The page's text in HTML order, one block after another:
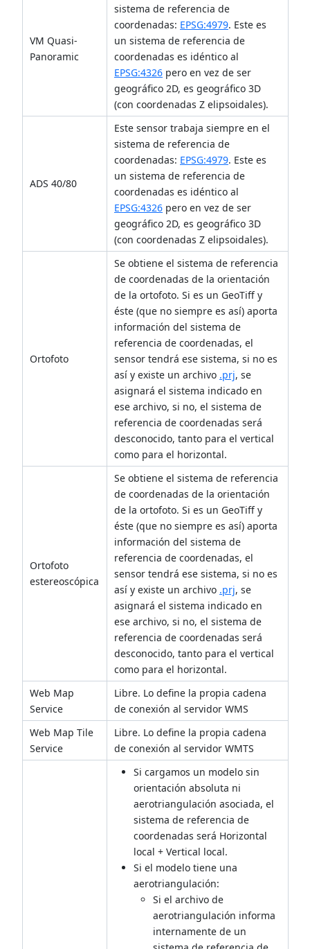
VM Quasi-
Panoramic
sistema de referencia de
coordenadas: EPSG:4979. Este es
un sistema de referencia de
coordenadas es idéntico al
EPSG:4326 pero en vez de ser
geográfico 2D, es geográfico 3D
(con coordenadas Z elipsoidales).
ADS 40/80
Este sensor trabaja siempre en el
sistema de referencia de
coordenadas: EPSG:4979. Este es
un sistema de referencia de
coordenadas es idéntico al
EPSG:4326 pero en vez de ser
geográfico 2D, es geográfico 3D
(con coordenadas Z elipsoidales).
Ortofoto
Se obtiene el sistema de referencia
de coordenadas de la orientación
de la ortofoto. Si es un GeoTiff y
éste (que no siempre es así) aporta
información del sistema de
referencia de coordenadas, el
sensor tendrá ese sistema, si no es
así y existe un archivo .prj, se
asignará el sistema indicado en
ese archivo, si no, el sistema de
referencia de coordenadas será
desconocido, tanto para el vertical
como para el horizontal.
Ortofoto
estereoscópica
Se obtiene el sistema de referencia
de coordenadas de la orientación
de la ortofoto. Si es un GeoTiff y
éste (que no siempre es así) aporta
información del sistema de
referencia de coordenadas, el
sensor tendrá ese sistema, si no es
así y existe un archivo .prj, se
asignará el sistema indicado en
ese archivo, si no, el sistema de
referencia de coordenadas será
desconocido, tanto para el vertical
como para el horizontal.
Web Map
Service
Libre. Lo define la propia cadena
de conexión al servidor WMS
Web Map Tile
Service
Libre. Lo define la propia cadena
de conexión al servidor WMTS
Si cargamos un modelo sin
orientación absoluta ni
aerotriangulación asociada, el
sistema de referencia de
coordenadas será Horizontal
local + Vertical local.
Si el modelo tiene una
aerotriangulación:
Si el archivo de
aerotriangulación informa
internamente de un